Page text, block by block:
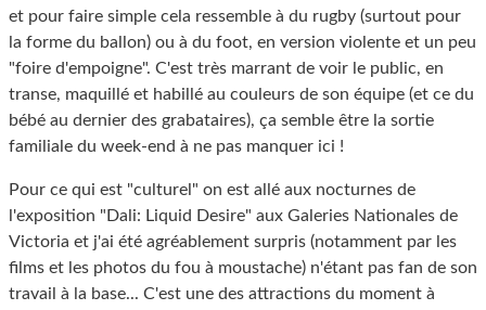
et pour faire simple cela ressemble à du rugby (surtout pour
la forme du ballon) ou à du foot, en version violente et un peu
"foire d'empoigne". C'est très marrant de voir le public, en
transe, maquillé et habillé au couleurs de son équipe (et ce du
bébé au dernier des grabataires), ça semble être la sortie
familiale du week-end à ne pas manquer ici !
Pour ce qui est "culturel" on est allé aux nocturnes de
l'exposition "Dali: Liquid Desire" aux Galeries Nationales de
Victoria et j'ai été agréablement surpris (notamment par les
films et les photos du fou à moustache) n'étant pas fan de son
travail à la base... C'est une des attractions du moment à